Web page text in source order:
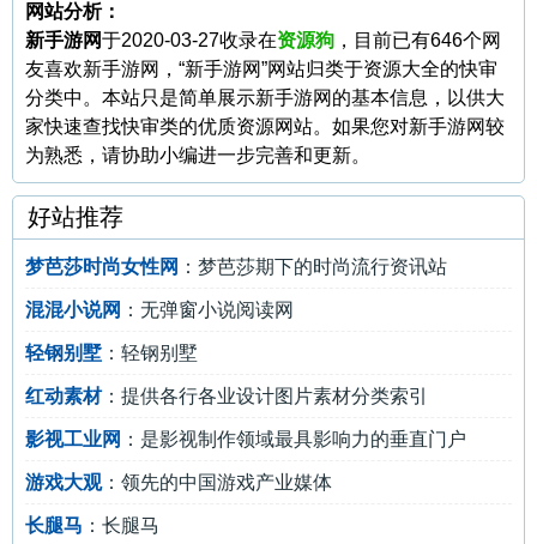
网站分析：
新手游网于2020-03-27收录在资源狗 ，目前已有646个网
友喜欢新手游网，“新手游网”网站归类于资源大全的快审
分类中。本站只是简单展示新手游网的基本信息，以供大
家快速查找快审类的优质资源网站。如果您对新手游网较
为熟悉，请协助小编进一步完善和更新。
好站推荐
梦芭莎时尚女性网 ：梦芭莎期下的时尚流行资讯站
混混小说网 ：无弹窗小说阅读网
轻钢别墅 ：轻钢别墅
红动素材：提供各行各业设计图片素材分类索引
影视工业网 ：是影视制作领域最具影响力的垂直门户
游戏大观：领先的中国游戏产业媒体
长腿马 ：长腿马